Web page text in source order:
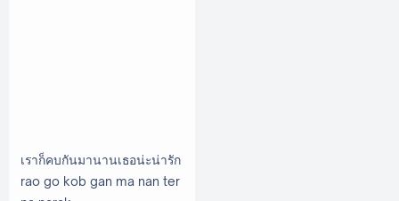
เราก็คบกันมานานเธอน่ะน่ารัก
rao go kob gan ma nan ter